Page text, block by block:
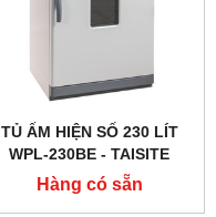
TỦ ẤM HIỆN SỐ 230 LÍT
WPL-230BE - TAISITE
Hàng có sẵn